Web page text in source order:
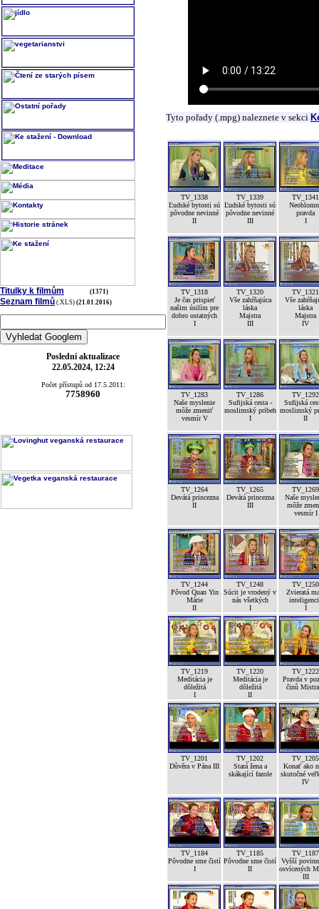
Titulky k filmům (1371)
Seznam filmů (.XLS) (21.01.2016)
Poslední aktualizace
22.05.2024, 12:24
Počet přístupů od 17.5.2011:
7758960
Tyto pořady (.mpg) naleznete v sekci
TV_1338
Ľudské bytosti sú
pôvodne nevinné
II
TV_1339
Ľudské bytosti sú
pôvodne nevinné
III
TV_1341
pravda
I
TV_1318
Je čas prispieť
našim úsilím pre
dobro ostatných
I
TV_1320
Vše zahŕňajúca
láska
Majstra
III
TV_1321
Vše
láska
Majstra
IV
TV_1283
Naše myslenie
môže zmeniť
vesmír V
TV_1286
Sufijská cesta -
moslimský pribeh
I
TV_1292
Sufijská
moslimský
II
TV_1264
Devátá princezna
II
TV_1265
Devátá princezna
III
TV_1269
Naše
môže
vesmír I
TV_1244
Pôvod Quan Yin
Márie
II
TV_1248
Súcit je vrodený v
nás všetkých
I
TV_1250
Zvieratá
I
TV_1219
Meditácia je
dôležitá
I
TV_1220
Meditácia je
dôležitá
II
TV_1222
Pravda v
činů
TV_1201
Důvěra v Pána III
TV_1202
Stará žena a
skákající fazole
TV_1205
Konať ako
skutočné
IV
TV_1184
Pôvodne sme čistí
I
TV_1185
Pôvodne sme čistí
II
TV_1187
Vyšší
osvícených
III